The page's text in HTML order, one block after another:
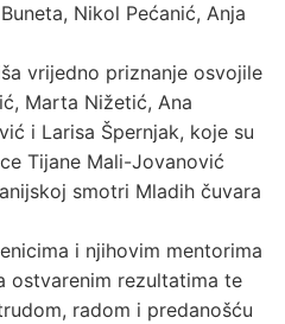
Nikol Pećanić, Anja
vrijedno priznanje osvojile
Marta Nižetić, Ana
i Larisa Špernjak, koje su
Tijane Mali-Jovanović
smotri Mladih čuvara
i njihovim mentorima
ostvarenim rezultatima te
radom i predanošću